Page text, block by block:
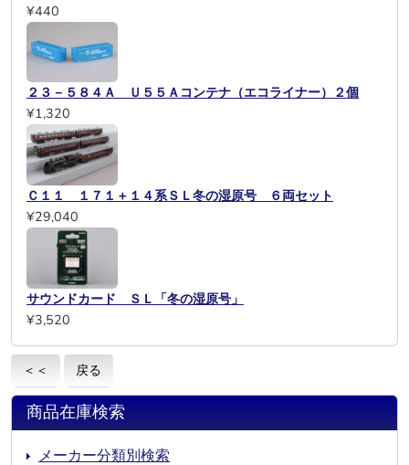
¥440
２３－５８４Ａ Ｕ５５Ａコンテナ（エコライナー）２個
¥1,320
Ｃ１１ １７１＋１４系ＳＬ冬の湿原号 ６両セット
¥29,040
サウンドカード ＳＬ「冬の湿原号」
¥3,520
＜＜ 戻る
商品在庫検索
メーカー分類別検索